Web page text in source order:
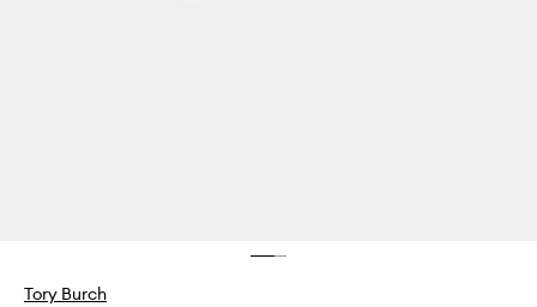
Tory Burch